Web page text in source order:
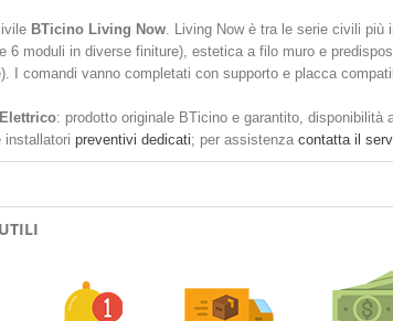
BTicino Living Now. Living Now è tra le serie civili più
6 moduli in diverse finiture), estetica a filo muro e
I comandi vanno completati con supporto e placca
: prodotto originale BTicino e garantito,
installatoripreventivi dedicati; per assistenzacontatta il